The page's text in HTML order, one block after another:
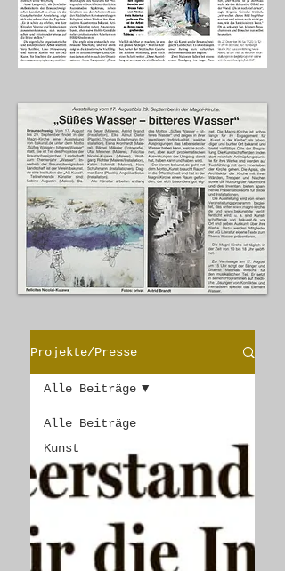
Projekte/Presse
Alle Beiträge
Kunst
Alle Beiträge